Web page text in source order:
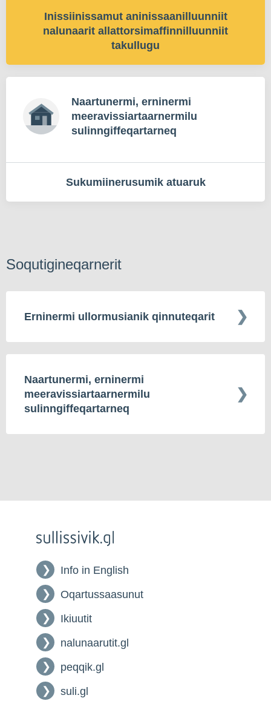
Inissiinissamut aninissaanilluunniit
nalunaarit allattorsimaffinnilluunniit
takullugu
Naartunermi, erninermi
meeravissiartaarnermilu
sulinngiffeqartarneq
Sukumiinerusumik atuaruk
Soqutigineqarnerit
Erninermi ullormusianik qinnuteqarit
Naartunermi, erninermi
meeravissiartaarnermilu
sulinngiffeqartarneq
Info in English
Oqartussaasunut
Ikiuutit
nalunaarutit.gl
peqqik.gl
suli.gl